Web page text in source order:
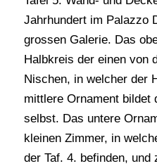
Jahrhundert im Palazzo
grossen Galerie. Das
Halbkreis der einen von
Nischen, in welcher der
mittlere Ornament bildet
selbst. Das untere
kleinen Zimmer, in
der Taf. 4. befinden,